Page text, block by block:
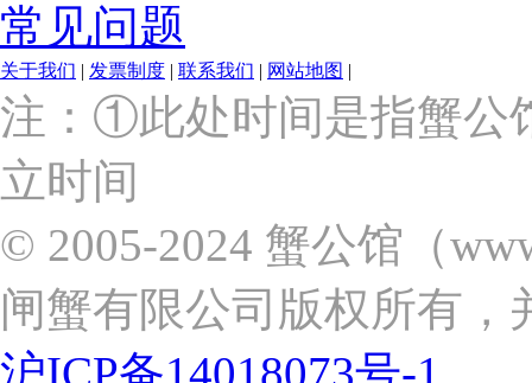
常见问题
关于我们 | 发票制度 | 联系我们 | 网站地图 |
上
海
市
浦
东
区
杨
路
号
注：①此处时间是指蟹公
立时间
© 2005-2024 蟹公馆（
闸蟹有限公司版权所有，